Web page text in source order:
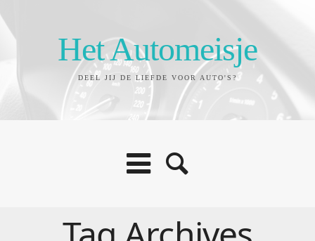
Het Automeisje
DEEL JIJ DE LIEFDE VOOR AUTO'S?